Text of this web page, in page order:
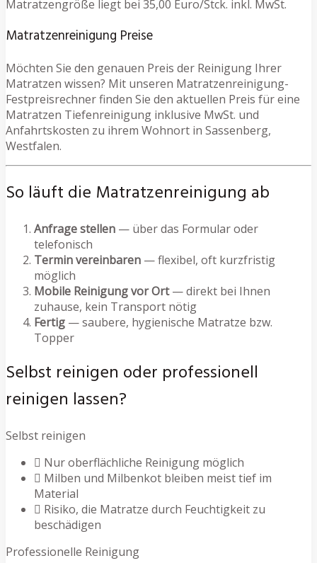
Matratzengröße liegt bei 35,00 Euro/Stck. inkl. MwSt.
Matratzenreinigung Preise
Möchten Sie den genauen Preis der Reinigung Ihrer
Matratzen wissen? Mit unseren Matratzenreinigung-
Festpreisrechner finden Sie den aktuellen Preis für eine
Matratzen Tiefenreinigung inklusive MwSt. und
Anfahrtskosten zu ihrem Wohnort in Sassenberg,
Westfalen.
So läuft die Matratzenreinigung ab
Anfrage stellen — über das Formular oder
telefonisch
Termin vereinbaren — flexibel, oft kurzfristig
möglich
Mobile Reinigung vor Ort— direkt bei Ihnen
zuhause, kein Transport nötig
Fertig — saubere, hygienische Matratze bzw.
Topper
Selbst reinigen oder professionell
reinigen lassen?
Selbst reinigen
Nur oberflächliche Reinigung möglich
Milben und Milbenkot bleiben meist tief im
Material
Risiko, die Matratze durch Feuchtigkeit zu
beschädigen
Professionelle Reinigung